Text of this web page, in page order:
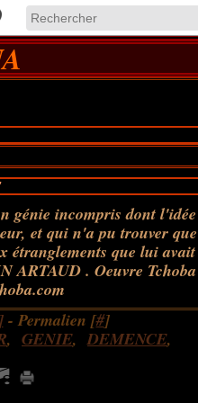
génie incompris dont l'idée
et qui n'a pu trouver que
étranglements que lui avait
ARTAUD . Oeuvre Tchoba
]- Permalien [#]
, GENIE,DEMENCE,